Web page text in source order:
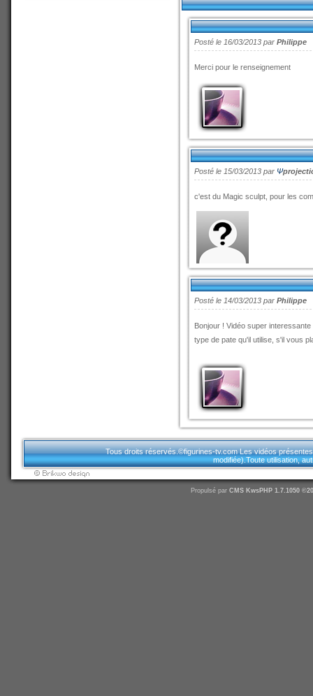
Posté le 16/03/2013 par Philippe
Merci pour le renseignement
Posté le 15/03/2013 par Ψ
c'est du Magic sculpt, pour les
Posté le 14/03/2013 par Philippe
Bonjour ! Vidéo super
type de pate qu'il utilise, s'il vous
Tous droits réservés.©figurines-tv.com Les vidéos
modifiée).Toute utilisation,
Propulsé par CMS KwsPHP 1.7.1050